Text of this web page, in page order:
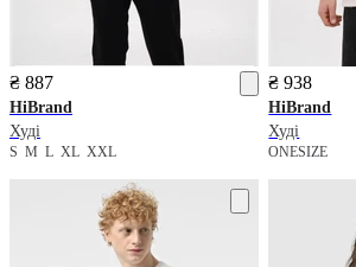
₴ 887
HiBrand
Худі
S M L XL XXL
₴ 938
HiBrand
Худі
ONESIZE